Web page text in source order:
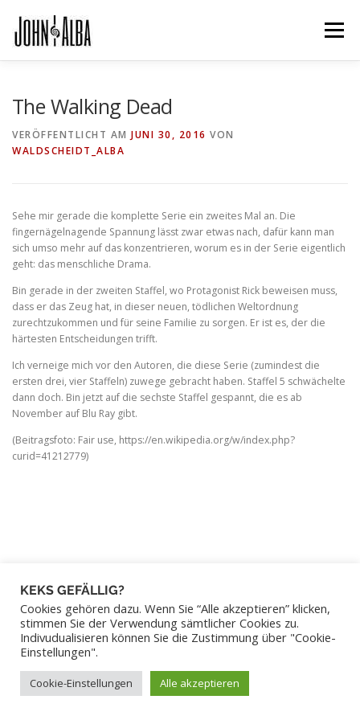
Inhalt
springen
Menü
MAIL AN JOHN
IMPRESSUM & DATENSCHUTZ
The Walking Dead
VERÖFFENTLICHT AM JUNI 30, 2016 VON
WALDSCHEIDT_ALBA
Sehe mir gerade die komplette Serie ein zweites Mal an. Die
fingernägelnagende Spannung lässt zwar etwas nach, dafür kann man
sich umso mehr auf das konzentrieren, worum es in der Serie eigentlich
geht: das menschliche Drama.
Bin gerade in der zweiten Staffel, wo Protagonist Rick beweisen muss,
dass er das Zeug hat, in dieser neuen, tödlichen Weltordnung
zurechtzukommen und für seine Familie zu sorgen. Er ist es, der die
härtesten Entscheidungen trifft.
Ich verneige mich vor den Autoren, die diese Serie (zumindest die
ersten drei, vier Staffeln) zuwege gebracht haben. Staffel 5 schwächelte
dann doch. Bin jetzt auf die sechste Staffel gespannt, die es ab
November auf Blu Ray gibt.
(Beitragsfoto: Fair use, https://en.wikipedia.org/w/index.php?
curid=41212779)
KEKS GEFÄLLIG?
Cookies gehören dazu. Wenn Sie “Alle akzeptieren” klicken,
stimmen Sie der Verwendung sämtlicher Cookies zu.
Indivudualisieren können Sie die Zustimmung über "Cookie-
Einstellungen".
Cookie-Einstellungen Alle akzeptieren